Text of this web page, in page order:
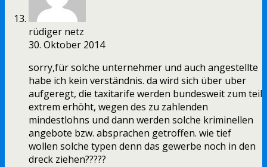
rüdiger netz
30. Oktober 2014
sorry,für solche unternehmer und auch angestellte
habe ich kein verständnis. da wird sich über uber
aufgeregt, die taxitarife werden bundesweit zum teil
extrem erhöht, wegen des zu zahlenden
mindestlohns und dann werden solche kriminellen
angebote bzw. absprachen getroffen. wie tief
wollen solche typen denn das gewerbe noch in den
dreck ziehen?????